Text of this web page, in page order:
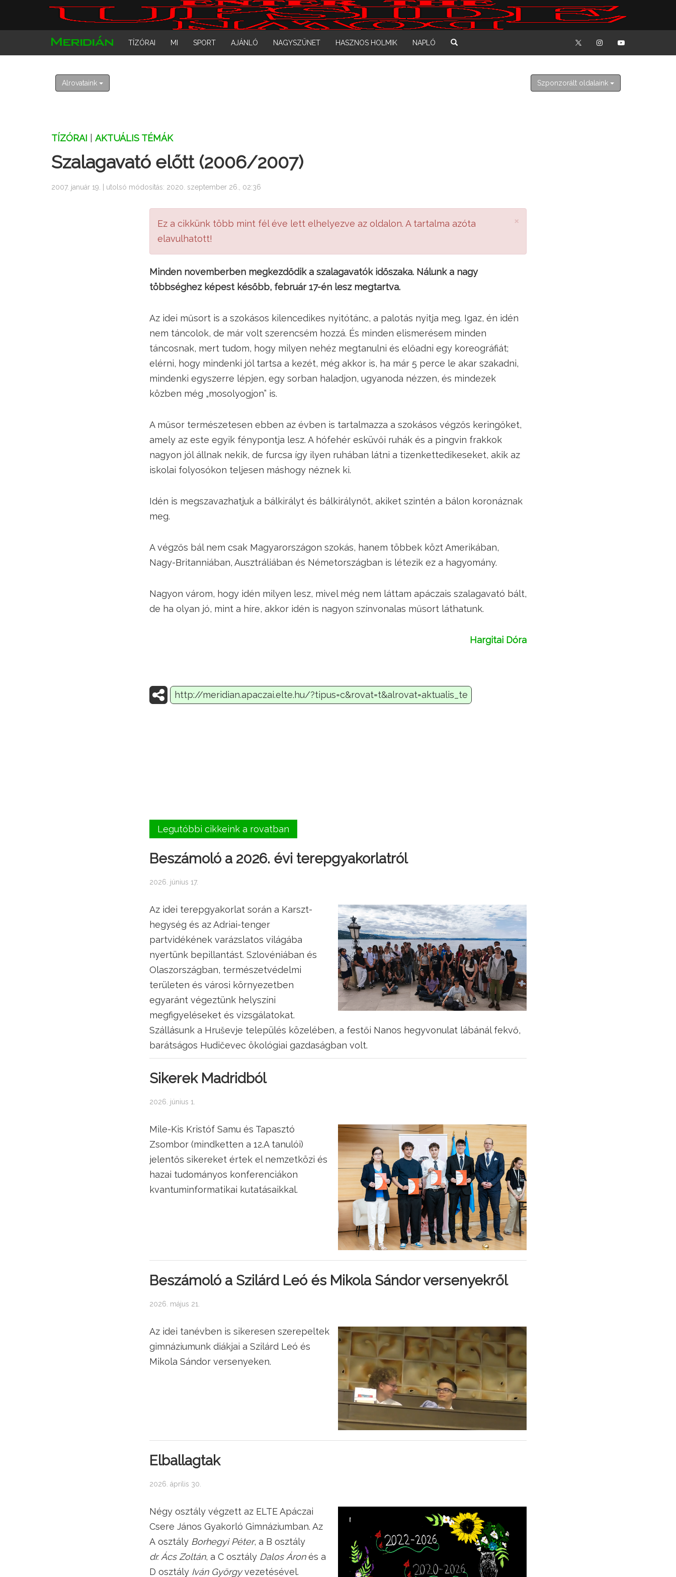
2026. augusztus 7. péntek
Ibolya
TÍZÓRAI MI SPORT AJÁNLÓ NAGYSZÜNET HASZNOS HOLMIK NAPLÓ
Alrovataink Szponzorált oldalaink
TÍZÓRAI AKTUÁLIS TÉMÁK
Szalagavató előtt (2006/2007)
2007. január 19. | utolsó módosítás: 2020. szeptember 26., 02:36
×
Ez a cikkünk több mint fél éve lett elhelyezve az oldalon. A tartalma azóta
elavulhatott!
Minden novemberben megkezdődik a szalagavatók időszaka. Nálunk a nagy
többséghez képest később, február 17-én lesz megtartva.
Az idei műsort is a szokásos kilencedikes nyitótánc, a palotás nyitja meg. Igaz, én idén
nem táncolok, de már volt szerencsém hozzá. És minden elismerésem minden
táncosnak, mert tudom, hogy milyen nehéz megtanulni és előadni egy koreográfiát;
elérni, hogy mindenki jól tartsa a kezét, még akkor is, ha már 5 perce le akar szakadni,
mindenki egyszerre lépjen, egy sorban haladjon, ugyanoda nézzen, és mindezek
közben még „mosolyogjon” is.
A műsor természetesen ebben az évben is tartalmazza a szokásos végzős keringőket,
amely az este egyik fénypontja lesz. A hófehér esküvői ruhák és a pingvin frakkok
nagyon jól állnak nekik, de furcsa így ilyen ruhában látni a tizenkettedikeseket, akik az
iskolai folyosókon teljesen máshogy néznek ki.
Idén is megszavazhatjuk a bálkirályt és bálkirálynőt, akiket szintén a bálon koronáznak
meg.
A végzős bál nem csak Magyarországon szokás, hanem többek közt Amerikában,
Nagy-Britanniában, Ausztráliában és Németországban is létezik ez a hagyomány.
Nagyon várom, hogy idén milyen lesz, mivel még nem láttam apáczais szalagavató bált,
de ha olyan jó, mint a híre, akkor idén is nagyon színvonalas műsort láthatunk.
Hargitai Dóra
Legutóbbi cikkeink a rovatban
Beszámoló a 2026. évi terepgyakorlatról
2026. június 17.
Az idei terepgyakorlat során a Karszt-
hegység és az Adriai-tenger
partvidékének varázslatos világába
nyertünk bepillantást. Szlovéniában és
Olaszországban, természetvédelmi
területen és városi környezetben
egyaránt végeztünk helyszíni
megfigyeléseket és vizsgálatokat.
Szállásunk a Hruševje település közelében, a festői Nanos hegyvonulat lábánál fekvő,
barátságos Hudičevec ökológiai gazdaságban volt.
Sikerek Madridból
2026. június 1.
Mile-Kis Kristóf Samu és Tapasztó
Zsombor (mindketten a 12.A tanulói)
jelentős sikereket értek el nemzetközi és
hazai tudományos konferenciákon
kvantuminformatikai kutatásaikkal.
Beszámoló a Szilárd Leó és Mikola Sándor versenyekről
2026. május 21.
Az idei tanévben is sikeresen szerepeltek
gimnáziumunk diákjai a Szilárd Leó és
Mikola Sándor versenyeken.
Elballagtak
2026. április 30.
Négy osztály végzett az ELTE Apáczai
Csere János Gyakorló Gimnáziumban. Az
A osztály Borhegyi Péter, a B osztály
dr. Ács Zoltán, a C osztály Dalos Áronés a
D osztály Iván Györgyvezetésével.